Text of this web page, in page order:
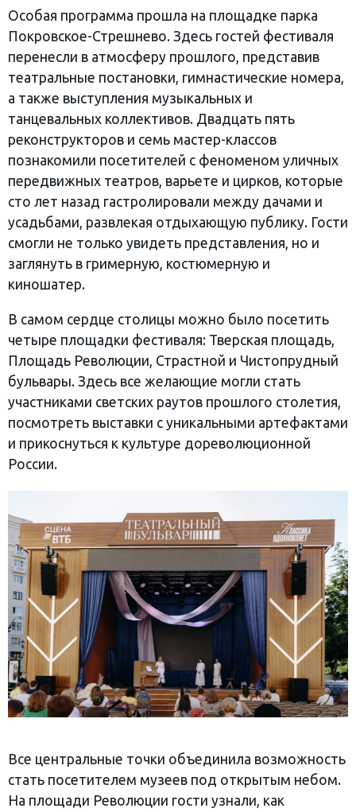
Особая программа прошла на площадке парка
Покровское-Стрешнево. Здесь гостей фестиваля
перенесли в атмосферу прошлого, представив
театральные постановки, гимнастические номера,
а также выступления музыкальных и
танцевальных коллективов. Двадцать пять
реконструкторов и семь мастер-классов
познакомили посетителей с феноменом уличных
передвижных театров, варьете и цирков, которые
сто лет назад гастролировали между дачами и
усадьбами, развлекая отдыхающую публику. Гости
смогли не только увидеть представления, но и
заглянуть в гримерную, костюмерную и
киношатер.
В самом сердце столицы можно было посетить
четыре площадки фестиваля: Тверская площадь,
Площадь Революции, Страстной и Чистопрудный
бульвары. Здесь все желающие могли стать
участниками светских раутов прошлого столетия,
посмотреть выставки с уникальными артефактами
и прикоснуться к культуре дореволюционной
России.
Все центральные точки объединила возможность
стать посетителем музеев под открытым небом.
На площади Революции гости узнали, как